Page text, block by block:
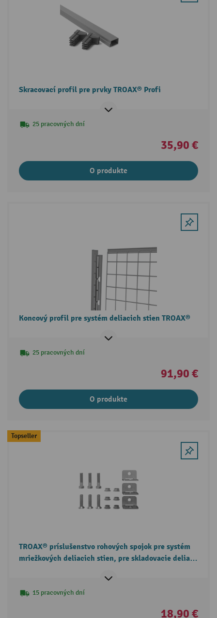
Skracovací profil pre prvky TROAX® Profi
25 pracovných dní
35,90 €
O produkte
Koncový profil pre systém deliacich stien TROAX®
25 pracovných dní
91,90 €
O produkte
Topseller
TROAX® príslušenstvo rohových spojok pre systém
mriežkových deliacich stien, pre skladovacie deliace
15 pracovných dní
18,90 €